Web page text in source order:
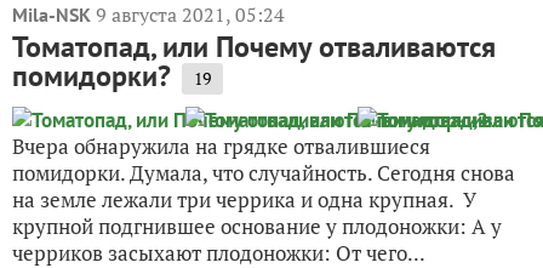
Mila-NSK 9 августа 2021, 05:24
Томатопад, или Почему отваливаются
помидорки? 19
Вчера обнаружила на грядке отвалившиеся
помидорки. Думала, что случайность. Сегодня снова
на земле лежали три черрика и одна крупная. У
крупной подгнившее основание у плодоножки: А у
черриков засыхают плодоножки: От чего...